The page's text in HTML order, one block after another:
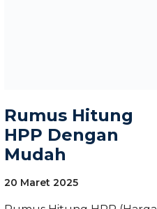
Rumus Hitung
HPP Dengan
Mudah
20 Maret 2025